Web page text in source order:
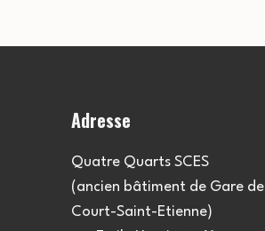
Adresse
Quatre Quarts SCES
(ancien bâtiment de Gare de
Court-Saint-Etienne)